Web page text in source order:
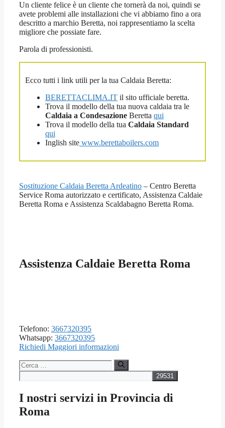
Un cliente felice è un cliente che tornerà da noi, quindi se
avete problemi alle installazioni che vi abbiamo fino a ora
descritto a marchio Beretta, noi rappresentiamo la scelta
migliore che possiate fare.
Parola di professionisti.
Ecco tutti i link utili per la tua Caldaia Beretta:
BERETTACLIMA.IT il sito ufficiale beretta.
Trova il modello della tua nuova caldaia tra le
Caldaia a Condesazione Beretta qui
Trova il modello della tua Caldaia Standard
qui
Inglish site www.berettaboilers.com
Sostituzione Caldaia Beretta Ardeatino – Centro Beretta
Service Roma autorizzato e certificato, Assistenza Caldaie
Beretta Roma e Assistenza Scaldabagno Beretta Roma.
Assistenza Caldaie Beretta Roma
Telefono: 3667320395
Whatsapp: 3667320395
Richiedi Maggiori informazioni
Ricerca
per:
I nostri servizi in Provincia di
Roma